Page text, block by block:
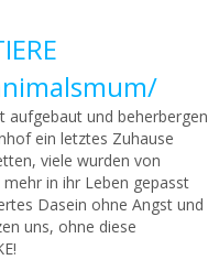
aufgebaut und beherbergen
ein letztes Zuhause
viele wurden von
in ihr Leben gepasst
Dasein ohne Angst und
uns, ohne diese